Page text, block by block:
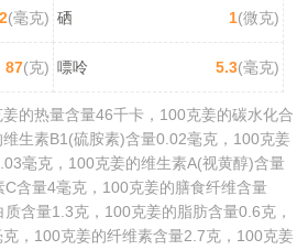
(毫克) 硒 1(微克)
87(克) 嘌呤 5.3(毫克)
的热量含量46千卡，100克姜的碳水化合
生素B1(硫胺素)含量0.02毫克，100克姜
毫克，100克姜的维生素A(视黄醇)含量
含量4毫克，100克姜的膳食纤维含量
含量1.3克，100克姜的脂肪含量0.6克，
，100克姜的纤维素含量2.7克，100克姜